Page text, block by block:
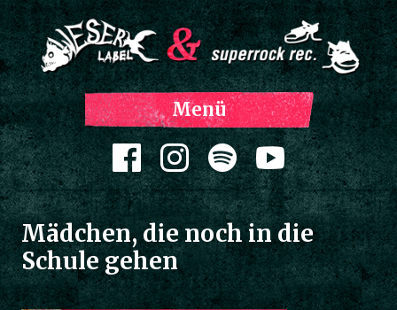
Menü
Zum Inhalt springen
Mädchen, die noch in die
Schule gehen